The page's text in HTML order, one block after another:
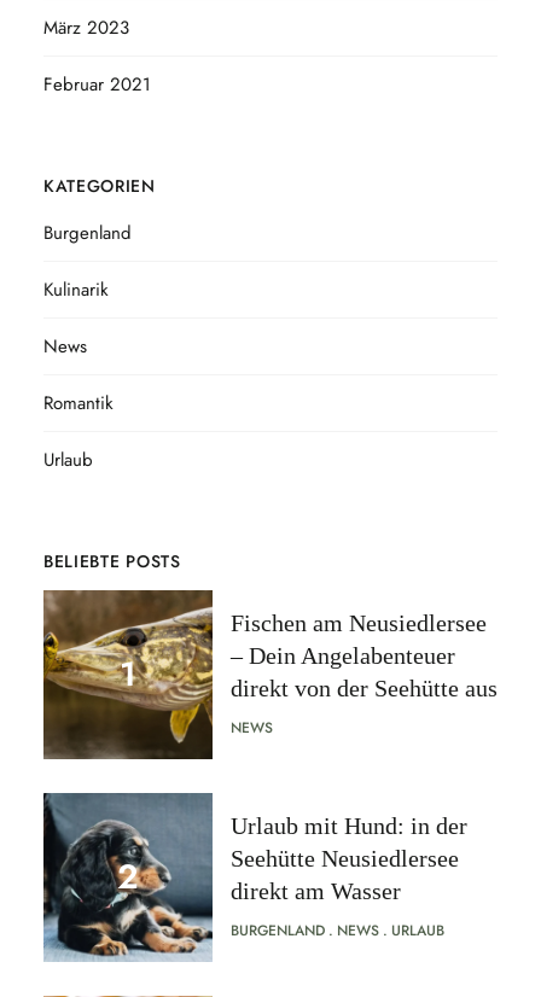
März 2023
Februar 2021
KATEGORIEN
Burgenland
Kulinarik
News
Romantik
Urlaub
BELIEBTE POSTS
Fischen am Neusiedlersee
– Dein Angelabenteuer
direkt von der Seehütte aus
NEWS
Urlaub mit Hund: in der
Seehütte Neusiedlersee
direkt am Wasser
BURGENLAND NEWS URLAUB